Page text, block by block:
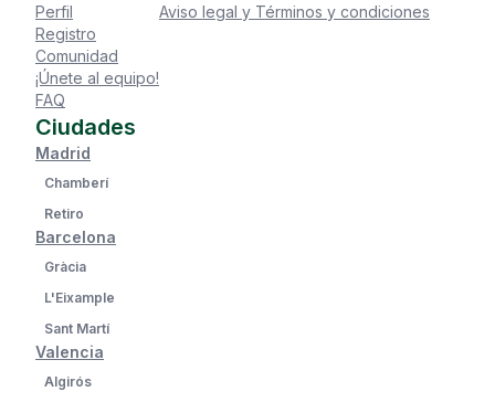
Perfil
Registro
Comunidad
¡Únete al equipo!
FAQ
Aviso legal y Términos y condiciones
Ciudades
Madrid
Chamberí
Retiro
Barcelona
Gràcia
L'Eixample
Sant Martí
Valencia
Algirós